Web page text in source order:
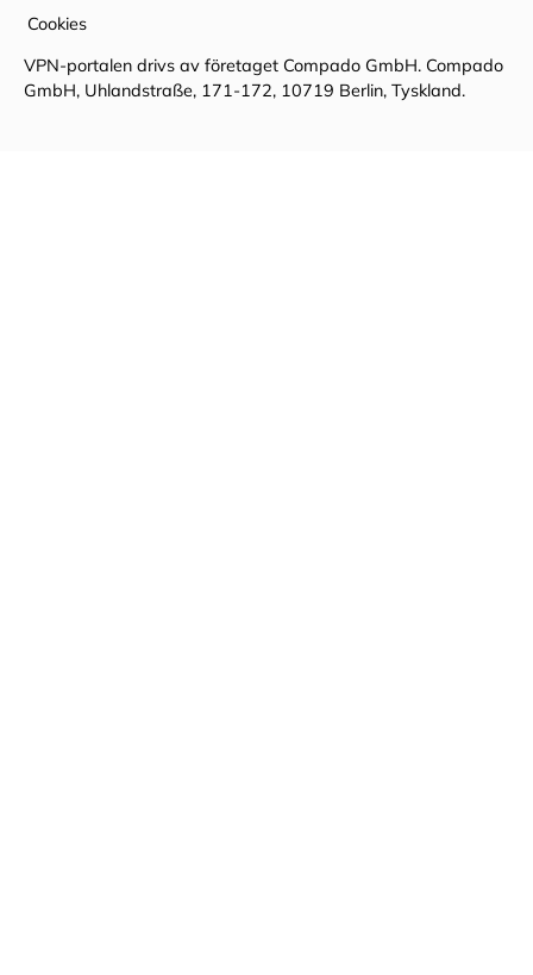
Cookies
VPN-portalen drivs av företaget Compado GmbH. Compado
GmbH, Uhlandstraße, 171-172, 10719 Berlin, Tyskland.